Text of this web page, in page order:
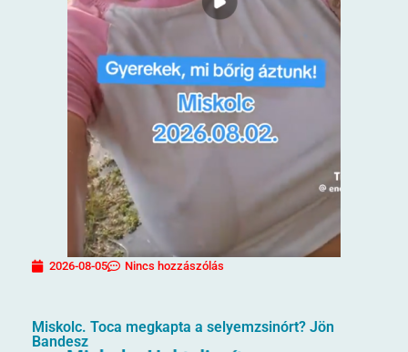
2026-08-05 Nincs hozzászólás
Miskolc. Toca megkapta a selyemzsinórt? Jön
Bandesz